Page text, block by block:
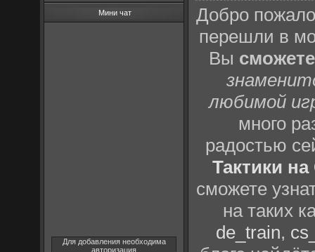
Мини чат
Для добавления необходима
авторизация
Добро
перешли в
Вы
любимой
много
радостью
Тактики
сможете
на таких
de_train,